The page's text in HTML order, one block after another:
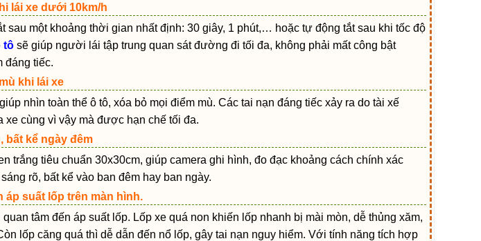
lái xe dưới 10km/h
sau một khoảng thời gian nhất định: 30 giây, 1 phút,… hoặc tự động tắt sau khi tốc độ
tô sẽ giúp người lái tập trung quan sát đường đi tối đa, không phải mất công bật
đáng tiếc.
khi lái xe
nhìn toàn thể ô tô, xóa bỏ mọi điểm mù. Các tai nạn đáng tiếc xảy ra do tài xế
xe cùng vì vậy mà được hạn chế tối đa.
bất kể ngày đêm
trắng tiêu chuẩn 30x30cm, giúp camera ghi hình, đo đạc khoảng cách chính xác
rõ, bất kể vào ban đêm hay ban ngày.
áp suất lốp trên màn hình.
tâm đến áp suất lốp. Lốp xe quá non khiến lốp nhanh bị mài mòn, dễ thủng xăm,
lốp căng quá thì dễ dẫn đến nổ lốp, gây tai nạn nguy hiểm. Với tính năng tích hợp